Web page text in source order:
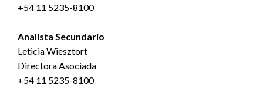
+54 11 5235-8100
Analista Secundario
Leticia Wiesztort
Directora Asociada
+54 11 5235-8100